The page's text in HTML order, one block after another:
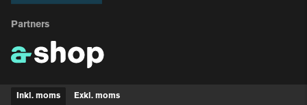
Partners
Inkl. moms Exkl. moms